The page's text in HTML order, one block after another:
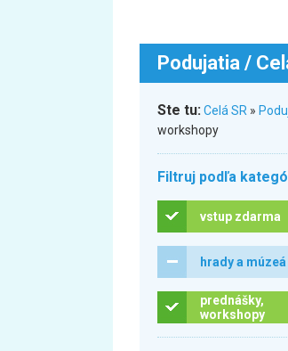
Podujatia /
Ste tu:Celá SR »
workshopy
Filtruj podľa
vstup zdarma
hrady a múzeá
prednášky,
workshopy